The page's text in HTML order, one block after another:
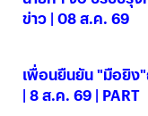
ข่าว | 08 ส.ค. 69
เพื่อนยืนยัน "มือยิง"
| 8 ส.ค. 69 | PART